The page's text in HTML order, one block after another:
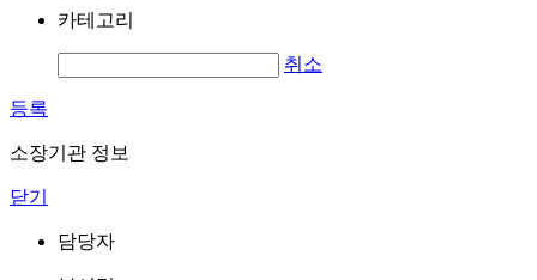
카테고리
취소
등록
소장기관 정보
닫기
담당자